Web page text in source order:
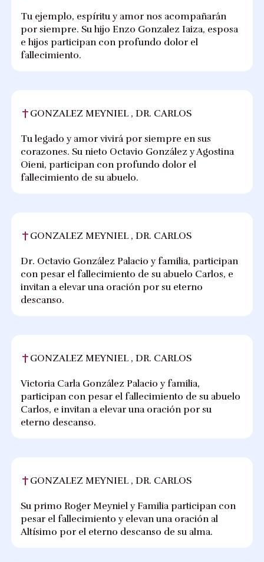
Tu ejemplo, espíritu y amor nos acompañarán
por siempre. Su hijo Enzo Gonzalez Iaiza, esposa
e hijos participan con profundo dolor el
fallecimiento.
GONZALEZ MEYNIEL , DR. CARLOS
Tu legado y amor vivirá por siempre en sus
corazones. Su nieto Octavio González y Agostina
Oieni, participan con profundo dolor el
fallecimiento de su abuelo.
GONZALEZ MEYNIEL , DR. CARLOS
Dr. Octavio González Palacio y familia, participan
con pesar el fallecimiento de su abuelo Carlos, e
invitan a elevar una oración por su eterno
descanso.
GONZALEZ MEYNIEL , DR. CARLOS
Victoria Carla González Palacio y familia,
participan con pesar el fallecimiento de su abuelo
Carlos, e invitan a elevar una oración por su
eterno descanso.
GONZALEZ MEYNIEL , DR. CARLOS
Su primo Roger Meyniel y Familia participan con
pesar el fallecimiento y elevan una oración al
Altísimo por el eterno descanso de su alma.